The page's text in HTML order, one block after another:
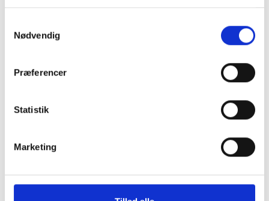
Nødvendig
Præferencer
Statistik
Marketing
Kom og besøg
os i en af vores
mange
butikker i hele
Danmark